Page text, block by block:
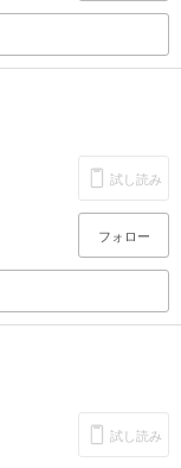
試し読み
フォロー
試し読み